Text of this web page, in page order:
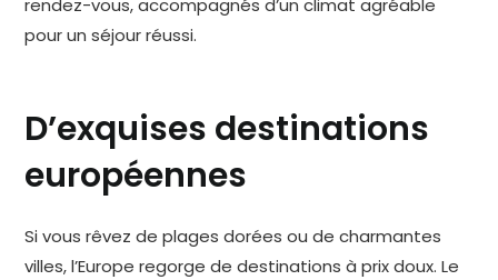
rendez-vous, accompagnés d’un climat agréable
pour un séjour réussi.
D’exquises destinations
européennes
Si vous rêvez de plages dorées ou de charmantes
villes, l’Europe regorge de destinations à prix doux. Le